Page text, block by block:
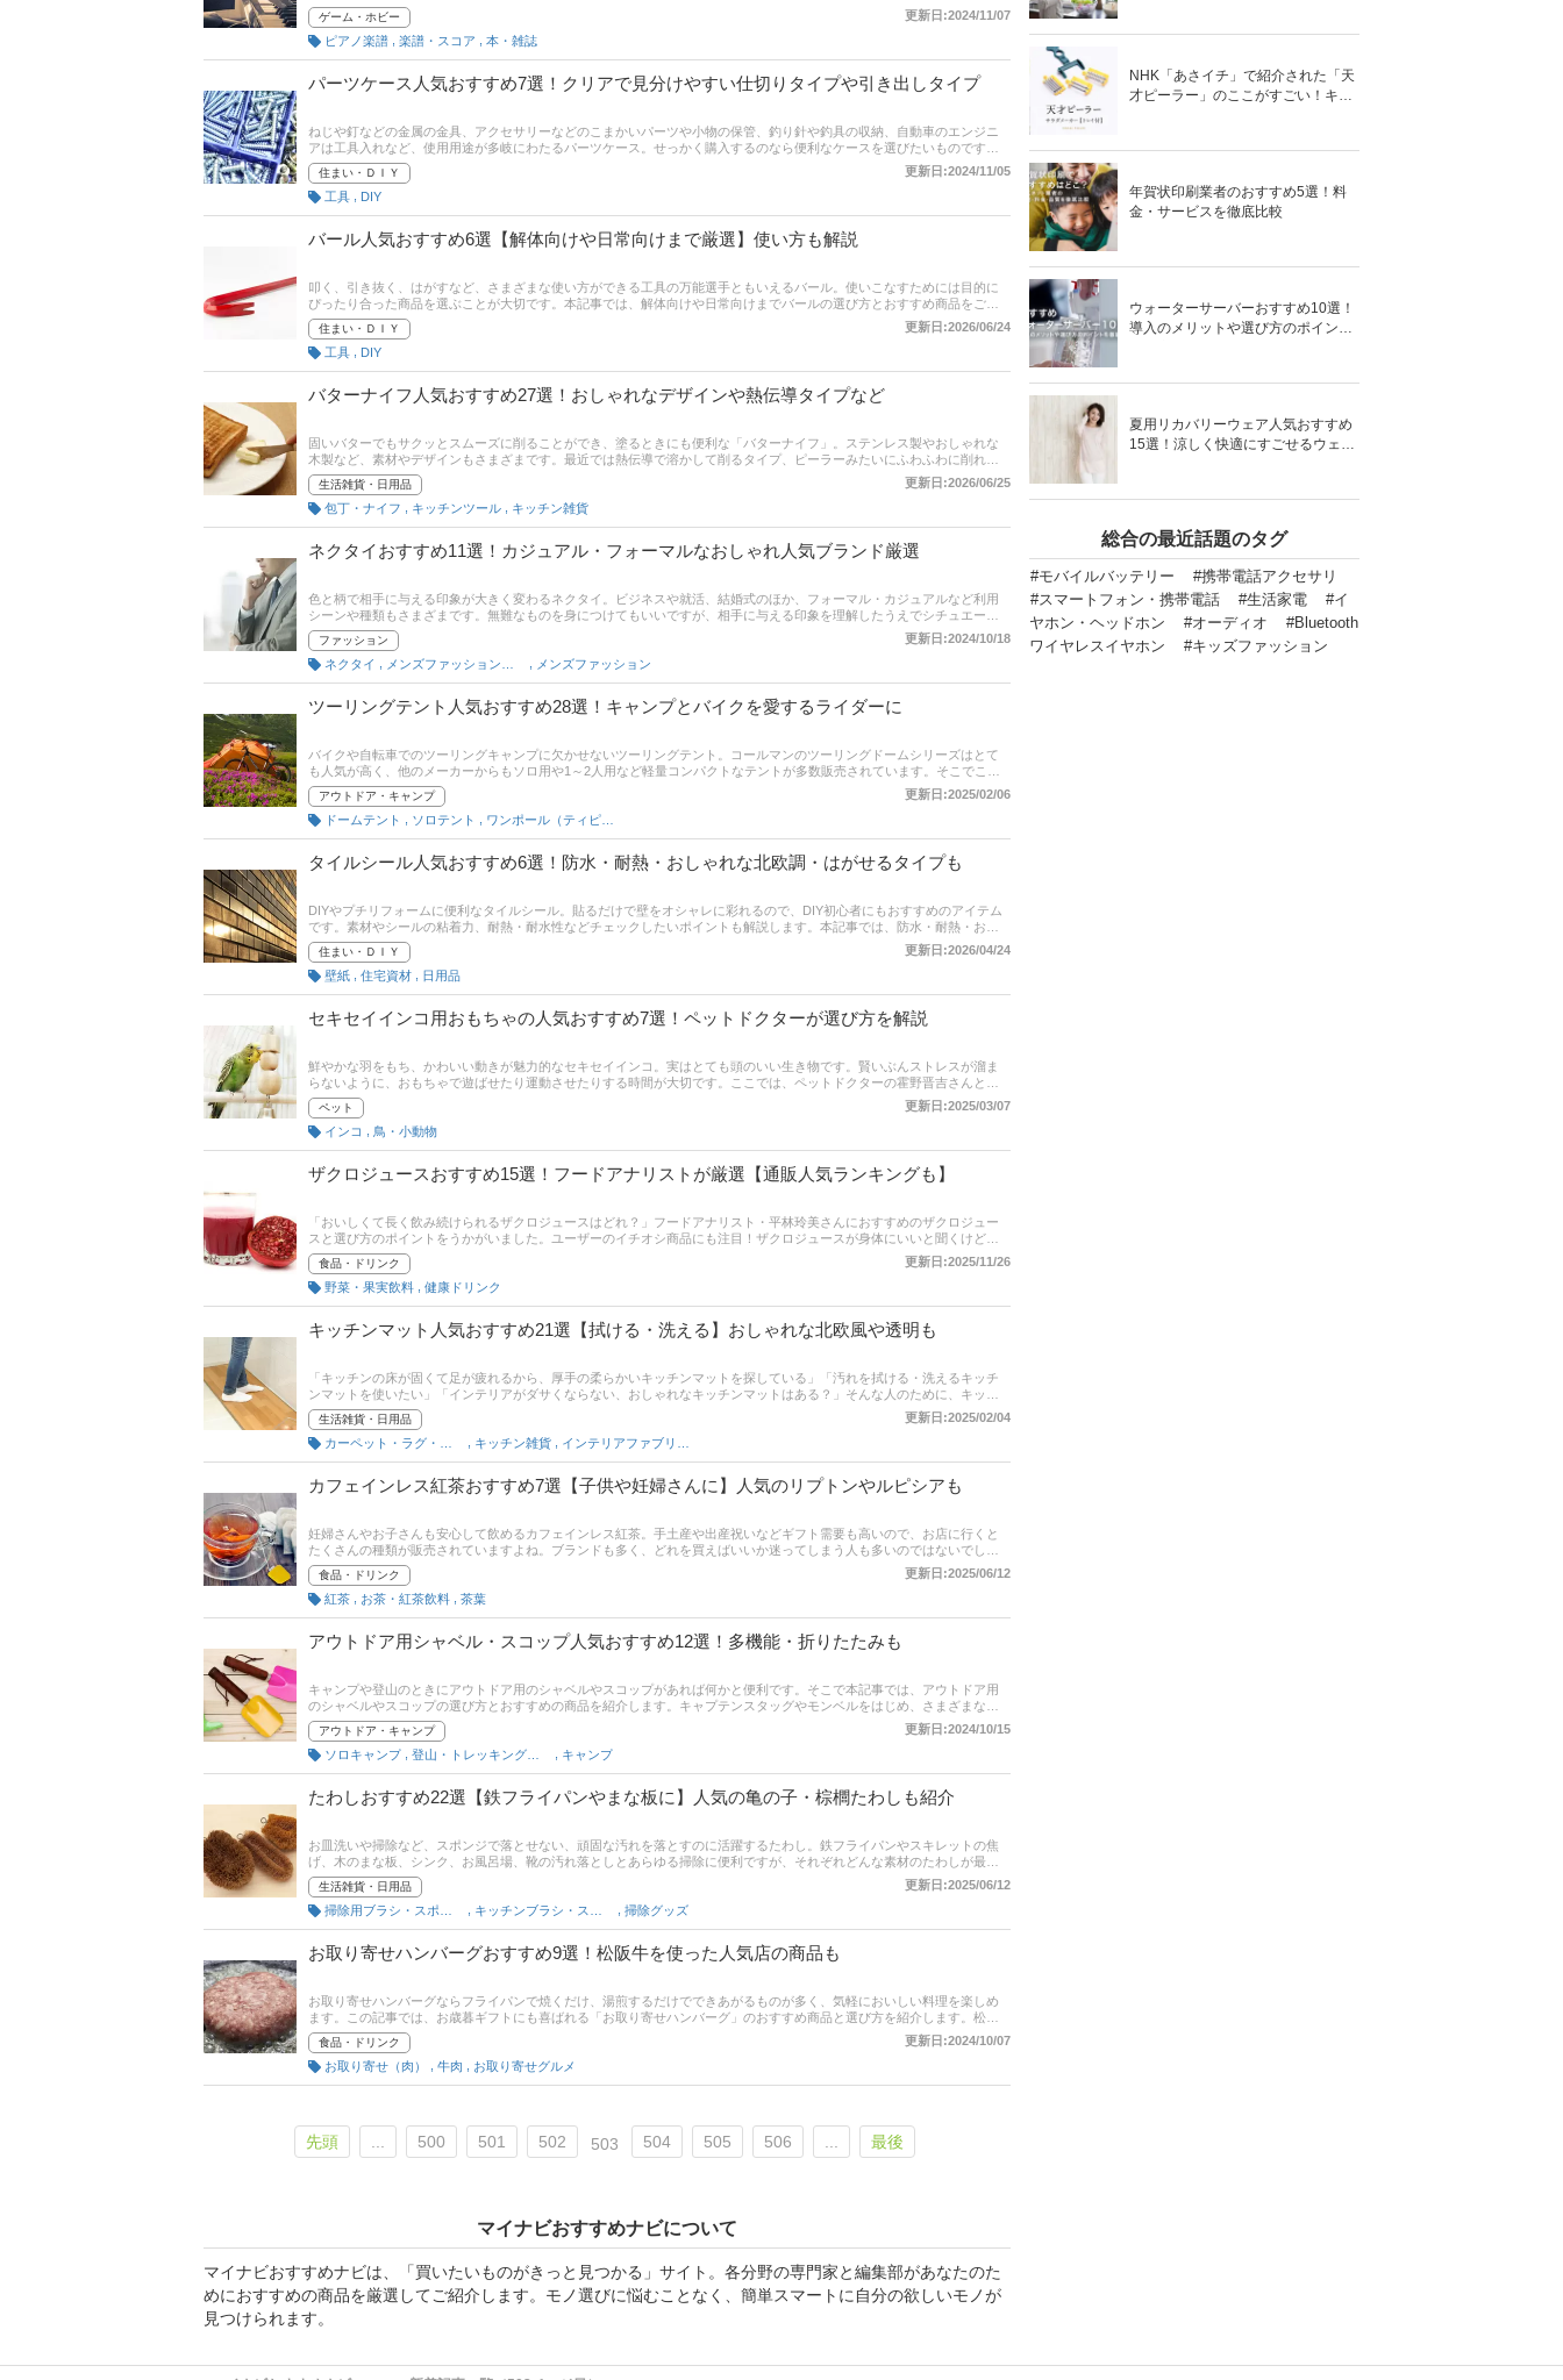
トであり、音楽教室を主宰している神田朝子さんがおすすめする、中級者向けのピアノ楽譜と選び方についてご紹介しま
す。初心者から中級者へスキルアップしたい人は、ぜひ参考にしてみてください。
ゲーム・ホビー
更新日:2024/11/07
ピアノ楽譜
楽譜・スコア 本・雑誌
パーツケース人気おすすめ7選！クリアで見分けやすい仕切りタイプや引き出しタイプ
ねじや釘などの金属の金具、アクセサリーなどのこまかいパーツや小物の保管、釣り針や釣具の収納、自動車のエンジニ
アは工具入れなど、使用用途が多岐にわたるパーツケース。せっかく購入するのなら便利なケースを選びたいものです。
しかし、形や大きさ、色などの種類が多くて、どういったものがいいのか迷ってしまう方も多いのではないでしょうか。
本記事では、パーツケースの選び方とおすすめ商品を紹介します。記事後半には、通販サイトの口コミや評判、最新人気
ランキングやスペック比較表もありますので、ぜひチェックしてみてください。
住まい・ＤＩＹ
更新日:2024/11/05
工具
DIY
バール人気おすすめ6選【解体向けや日常向けまで厳選】使い方も解説
叩く、引き抜く、はがすなど、さまざまな使い方ができる工具の万能選手ともいえるバール。使いこなすためには目的に
ぴったり合った商品を選ぶことが大切です。本記事では、解体向けや日常向けまでバールの選び方とおすすめ商品をご紹
介。使い方も解説します。さらに、通販サイトの最新人気ランキングもありますので、ぜひ売れ筋や口コミを確認してみ
てください。
住まい・ＤＩＹ
更新日:2026/06/24
工具
DIY
バターナイフ人気おすすめ27選！おしゃれなデザインや熱伝導タイプなど
固いバターでもサクッとスムーズに削ることができ、塗るときにも便利な「バターナイフ」。ステンレス製やおしゃれな
木製など、素材やデザインもさまざまです。最近では熱伝導で溶かして削るタイプ、ピーラーみたいにふわふわに削れる
タイプなど新しい商品がたくさん発売されているので、どれを選べばいいのか迷ってしまうのではないでしょうか。この
記事では、バターナイフの選び方とおすすめの商品をご紹介します！Amazonや楽天市場、Yahoo!ショッピングのランキン
グや口コミも参考にして、お気に入りのバターナイフを見つけてくださいね。
生活雑貨・日用品
更新日:2026/06/25
包丁・ナイフ
キッチンツール キッチン雑貨
ネクタイおすすめ11選！カジュアル・フォーマルなおしゃれ人気ブランド厳選
色と柄で相手に与える印象が大きく変わるネクタイ。ビジネスや就活、結婚式のほか、フォーマル・カジュアルなど利用
シーンや種類もさまざまです。無難なものを身につけてもいいですが、相手に与える印象を理解したうえでシチュエーシ
ョンに合わせて選べるとよりスマートです。ここでは、カラーコーディネーターの川島彩子さんと20～30代の女性編集部
員6人が厳選したネクタイのおすすめブランドと選び方を紹介します。ブルックスブラザーズやポールスミス、バーバリー
といった人気ブランドを厳選！後半には、比較一覧表や通販サイトの最新人気ランキングもあるので、売れ筋や口コミと
あわせてチェックしてみてください。
ファッション
更新日:2024/10/18
ネクタイ
メンズファッション
ツーリングテント人気おすすめ28選！キャンプとバイクを愛するライダーに
バイクや自転車でのツーリングキャンプに欠かせないツーリングテント。コールマンのツーリングドームシリーズはとて
も人気が高く、他のメーカーからもソロ用や1～2人用など軽量コンパクトなテントが多数販売されています。そこでこの
記事では、ツーリングテントの選び方とおすすめ商品、ユーザーのイチオシ紹介します。 記事の後半には、通販サイトの
最新人気ランキングもありますので、売れ筋や口コミをチェックしてみてください。
アウトドア・キャンプ
更新日:2025/02/06
ドームテント
ソロテント
タイルシール人気おすすめ6選！防水・耐熱・おしゃれな北欧調・はがせるタイプも
DIYやプチリフォームに便利なタイルシール。貼るだけで壁をオシャレに彩れるので、DIY初心者にもおすすめのアイテム
です。素材やシールの粘着力、耐熱・耐水性などチェックしたいポイントも解説します。本記事では、防水・耐熱・おし
ゃれな北欧調・はがせるタイプなどタイルシールの選び方やおすすめ商品をご紹介します。記事後半の通販サイトの最新
人気ランキングのリンクもありまするので、売れ筋や口コミも確認してみてください。
住まい・ＤＩＹ
更新日:2026/04/24
壁紙
住宅資材 日用品
セキセイインコ用おもちゃの人気おすすめ7選！ペットドクターが選び方を解説
鮮やかな羽をもち、かわいい動きが魅力的なセキセイインコ。実はとても頭のいい生き物です。賢いぶんストレスが溜ま
らないように、おもちゃで遊ばせたり運動させたりする時間が大切です。ここでは、ペットドクターの霍野晋吉さんと編
集部が厳選したセキセイインコ用おもちゃのおすすめと選び方をご紹介します。後半には通販サイトの最新人気ランキン
グもありますので、売れ筋や口コミも参考にしてみてください。
ペット
更新日:2025/03/07
インコ
鳥・小動物
ザクロジュースおすすめ15選！フードアナリストが厳選【通販人気ランキングも】
「おいしくて長く飲み続けられるザクロジュースはどれ？」フードアナリスト・平林玲美さんにおすすめのザクロジュー
スと選び方のポイントをうかがいました。ユーザーのイチオシ商品にも注目！ザクロジュースが身体にいいと聞くけど酸
味が苦手……という方も、きっとお好みのザクロジュースが見つかるはずです！通販サイトの最新人気ランキングも掲載
しているので、売れ筋や口コミも確認してみましょう。
食品・ドリンク
更新日:2025/11/26
野菜・果実飲料
健康ドリンク
キッチンマット人気おすすめ21選【拭ける・洗える】おしゃれな北欧風や透明も
「キッチンの床が固くて足が疲れるから、厚手の柔らかいキッチンマットを探している」「汚れを拭ける・洗えるキッチ
ンマットを使いたい」「インテリアがダサくならない、おしゃれなキッチンマットはある？」そんな人のために、キッチ
ンマットの選び方とおすすめ商品、ユーザーのイチオシや口コミを紹介します。ニトリなど人気メーカーの商品や、北欧
風のおしゃれなデザイン、目立たない透明タイプなど幅広く厳選！ さらに、記事後半では比較一覧表や通販サイトの最新
人気ランキングもチェックできます。あなたにピッタリの商品を選びましょう！
生活雑貨・日用品
更新日:2025/02/04
キッチン雑貨
カフェインレス紅茶おすすめ7選【子供や妊婦さんに】人気のリプトンやルピシアも
妊婦さんやお子さんも安心して飲めるカフェインレス紅茶。手土産や出産祝いなどギフト需要も高いので、お店に行くと
たくさんの種類が販売されていますよね。ブランドも多く、どれを買えばいいか迷ってしまう人も多いのではないでしょ
うか。そこでこの記事では、カフェインレス紅茶の選び方と市販のおすすめ人気商品を紹介。茶葉の種類や抽出方法な
ど、みなさんが選ぶのに迷わないように、詳しく説明しています。記事の後半にはAmazonや楽天など通販サイトの最新人
気ランキングも載せていますので、売れ筋や口コミもあわせてチェックしてみてください。
食品・ドリンク
更新日:2025/06/12
紅茶
お茶・紅茶飲料 茶葉
アウトドア用シャベル・スコップ人気おすすめ12選！多機能・折りたたみも
キャンプや登山のときにアウトドア用のシャベルやスコップがあれば何かと便利です。そこで本記事では、アウトドア用
のシャベルやスコップの選び方とおすすめの商品を紹介します。キャプテンスタッグやモンベルをはじめ、さまざまなメ
ーカーから多種多様な商品が発売されています。テントのロープなどを固定するペグとしても使えるアイテムや、折りた
ためる製品など多機能なものも！後半には、比較一覧表や通販サイトの最新人気ランキングもあるので、売れ筋や口コミ
とあわせてチェックしてみてください。
アウトドア・キャンプ
更新日:2024/10/15
ソロキャンプ
キャンプ
たわしおすすめ22選【鉄フライパンやまな板に】人気の亀の子・棕櫚たわしも紹介
お皿洗いや掃除など、スポンジで落とせない、頑固な汚れを落とすのに活躍するたわし。鉄フライパンやスキレットの焦
げ、木のまな板、シンク、お風呂場、靴の汚れ落としとあらゆる掃除に便利ですが、それぞれどんな素材のたわしが最適
かご存じでしょうか？安いものだと100均や3coinsなどでも買えますが、老舗のメーカーを選べば使い勝手や強度、長持ち
度合いが違います。この記事では、そんなたわしの選び方やおすすめ商品を厳選して紹介します。記事の後半には、
Amazonなど通販サイトの人気ランキングも掲載。口コミもチェックしてお気に入りを見つけてくださいね。
生活雑貨・日用品
更新日:2025/06/12
掃除グッズ
お取り寄せハンバーグおすすめ9選！松阪牛を使った人気店の商品も
お取り寄せハンバーグならフライパンで焼くだけ、湯煎するだけでできあがるものが多く、気軽においしい料理を楽しめ
ます。この記事では、お歳暮ギフトにも喜ばれる「お取り寄せハンバーグ」のおすすめ商品と選び方を紹介します。松坂
牛を使った人気店の商品などをピックアップ。後半には、比較一覧表や通販サイトの最新人気ランキングもあるので、売
れ筋や口コミとあわせてチェックしてみてください。
食品・ドリンク
更新日:2024/10/07
お取り寄せ（肉）
牛肉 お取り寄せグルメ
先頭 500 501 502 503 504 505 506 最後
マイナビおすすめナビについて
マイナビおすすめナビは、「買いたいものがきっと見つかる」サイト。各分野の専門家と編集部があなたのた
めにおすすめの商品を厳選してご紹介します。モノ選びに悩むことなく、簡単スマートに自分の欲しいモノが
見つけられます。
NHK「あさイチ」で紹介された「天
才ピーラー」のここがすごい！キャ
年賀状印刷業者のおすすめ5選！料
金・サービスを徹底比較
ウォーターサーバーおすすめ10選！
導入のメリットや選び方のポイント
夏用リカバリーウェア人気おすすめ
15選！涼しく快適にすごせるウェア
総合の最近話題のタグ
#モバイルバッテリー
#携帯電話アクセサリ
#スマートフォン・携帯電話
#生活家電
#イ
ヤホン・ヘッドホン
#オーディオ
#Bluetooth
ワイヤレスイヤホン
#キッズファッション